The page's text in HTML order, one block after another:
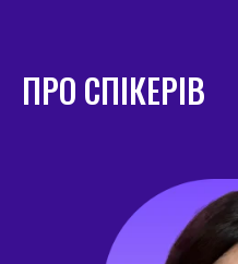
ПРО СПІКЕРІВ